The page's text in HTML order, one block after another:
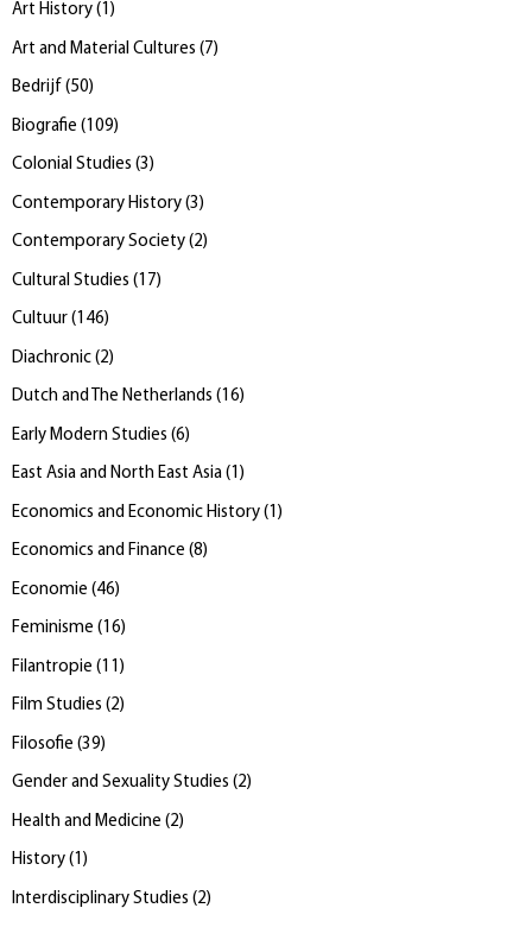
Art History (1 )
Art and Material Cultures (7)
Bedrijf (50)
Biografie (109)
Colonial Studies (3)
Contemporary History (3)
Contemporary Society (2)
Cultural Studies (17)
Cultuur (146)
Diachronic (2)
Dutch and The Netherlands (16)
Early Modern Studies (6)
East Asia and North East Asia (1 )
Economics and Economic History (1 )
Economics and Finance (8)
Economie (46)
Feminisme (16)
Filantropie (11 )
Film Studies (2)
Filosofie (39)
Gender and Sexuality Studies (2)
Health and Medicine (2)
History (1 )
Interdisciplinary Studies (2)